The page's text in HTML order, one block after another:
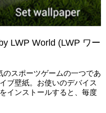
LWP World (LWP ワー
のスポーツゲームの一つであ
ブ壁紙。お使いのデバイス
インストールすると、毎度